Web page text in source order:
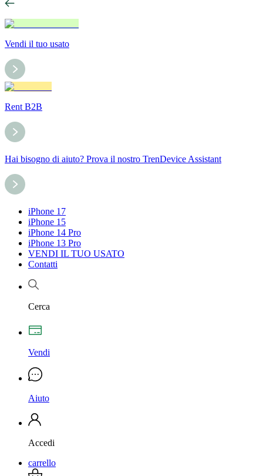
Vendi il tuo usato
Rent B2B
Hai bisogno di aiuto? Prova il nostro TrenDevice Assistant
iPhone 17
iPhone 15
iPhone 14 Pro
iPhone 13 Pro
VENDI IL TUO USATO
Contatti
Cerca
Vendi
Aiuto
Accedi
carrello